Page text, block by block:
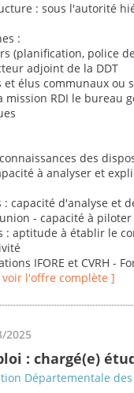
: sous l'autorité
:
(planification, police
adjoint de la DDT
et élus communaux
RDI le bureau
des
à analyser et
: capacité d'analyse et
- capacité à piloter
: aptitude à établir le
IFORE et CVRH -
voir l'offre complète ]
2025
: chargé(e)
Départementale